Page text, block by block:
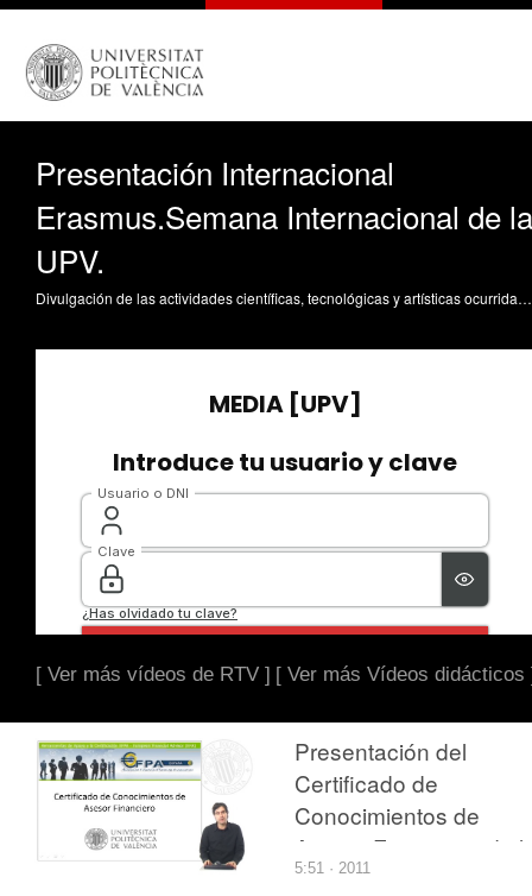
Presentación Internacional
Erasmus.Semana Internacional de la
UPV.
Divulgación de las actividades científicas, tecnológicas y artísticas ocurridas en los tres campus de la UPV
[ Ver más vídeos de RTV ] [ Ver más Vídeos didácticos
Presentación del
Certificado de
Conocimientos de
Asesor Financiero de
UPV
5:51 · 2011